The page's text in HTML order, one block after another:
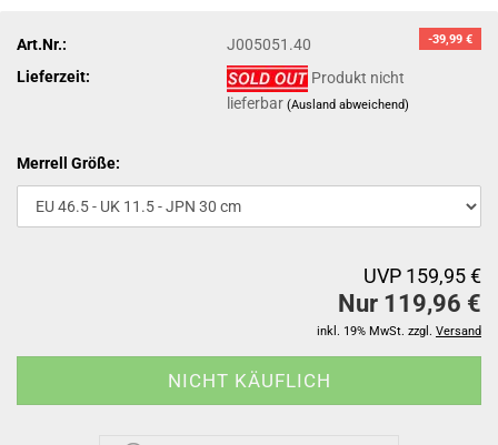
-39,99 €
Art.Nr.:
J005051.40
Lieferzeit:
Produkt nicht
lieferbar(Ausland abweichend)
Merrell Größe:
UVP 159,95 €
Nur 119,96 €
inkl. 19% MwSt. zzgl. Versand